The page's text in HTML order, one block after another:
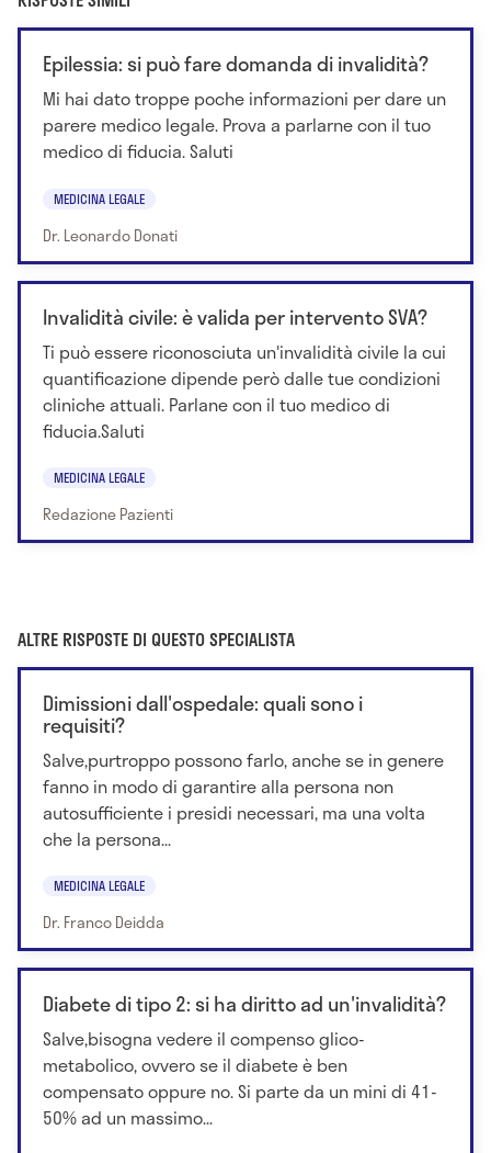
Epilessia: si può fare domanda di invalidità?
Mi hai dato troppe poche informazioni per dare un
parere medico legale. Prova a parlarne con il tuo
medico di fiducia. Saluti
MEDICINA LEGALE
Dr. Leonardo Donati
Invalidità civile: è valida per intervento SVA?
Ti può essere riconosciuta un'invalidità civile la cui
quantificazione dipende però dalle tue condizioni
cliniche attuali. Parlane con il tuo medico di
fiducia.Saluti
MEDICINA LEGALE
Redazione Pazienti
ALTRE RISPOSTE DI QUESTO SPECIALISTA
Dimissioni dall'ospedale: quali sono i
requisiti?
Salve,purtroppo possono farlo, anche se in genere
fanno in modo di garantire alla persona non
autosufficiente i presidi necessari, ma una volta
che la persona...
MEDICINA LEGALE
Dr. Franco Deidda
Diabete di tipo 2: si ha diritto ad un'invalidità?
Salve,bisogna vedere il compenso glico-
metabolico, ovvero se il diabete è ben
compensato oppure no. Si parte da un mini di 41-
50% ad un massimo...